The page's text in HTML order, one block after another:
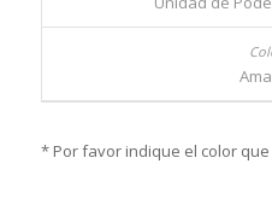
* Por favor indique el color